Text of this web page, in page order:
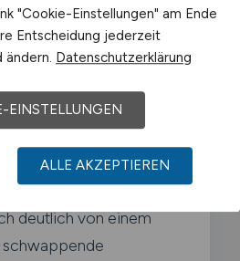
transportierst du
Lebensmittel in
Deine
Sorgfalt. denn
eines Tankwagens
deutlich von einem
schwappende
"Cookie-Einstellungen" am Ende
Entscheidung jederzeit
ändern. Datenschutzerklärung
EINSTELLUNGEN
ALLE AKZEPTIEREN